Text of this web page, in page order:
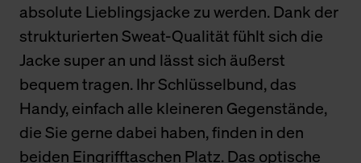
absolute Lieblingsjacke zu werden. Dank der
strukturierten Sweat-Qualität fühlt sich die
Jacke super an und lässt sich äußerst
bequem tragen. Ihr Schlüsselbund, das
Handy, einfach alle kleineren Gegenstände,
die Sie gerne dabei haben, finden in den
beiden Eingrifftaschen Platz. Das optische